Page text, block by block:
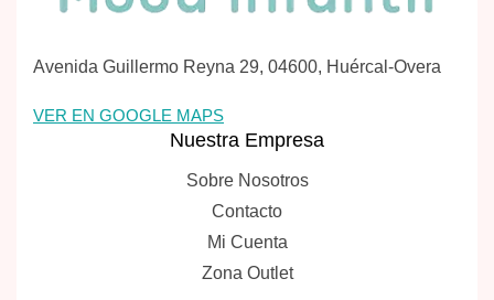
Avenida Guillermo Reyna 29, 04600, Huércal-Overa
VER EN GOOGLE MAPS
Nuestra Empresa
Sobre Nosotros
Contacto
Mi Cuenta
Zona Outlet